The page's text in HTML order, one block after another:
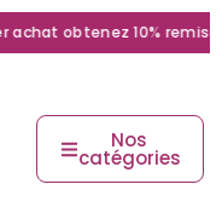
obtenez 10% remise
Nos
catégories